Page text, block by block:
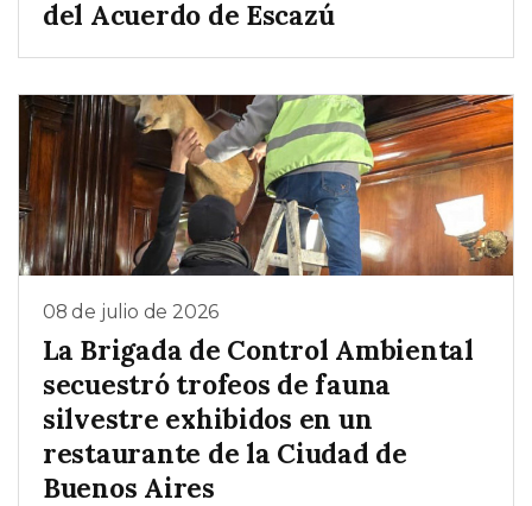
del Acuerdo de Escazú
08 de julio de 2026
La Brigada de Control Ambiental
secuestró trofeos de fauna
silvestre exhibidos en un
restaurante de la Ciudad de
Buenos Aires